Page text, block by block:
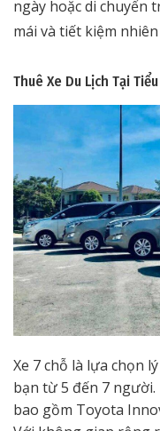
ngày hoặc di chuyển
mái và tiết kiệm
Thuê Xe Du Lịch Tại
Xe 7 chỗ là lựa chọn
bạn từ 5 đến 7
bao gồm Toyota